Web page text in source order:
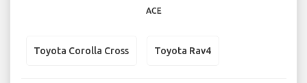
ACE
Toyota Corolla Cross Toyota Rav4